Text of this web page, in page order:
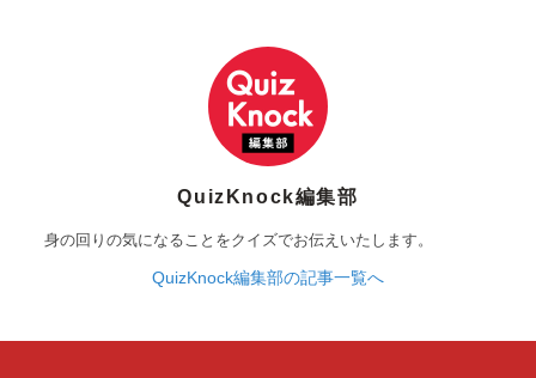
QuizKnock編集部
身の回りの気になることをクイズでお伝えいたします。
QuizKnock編集部の記事一覧へ